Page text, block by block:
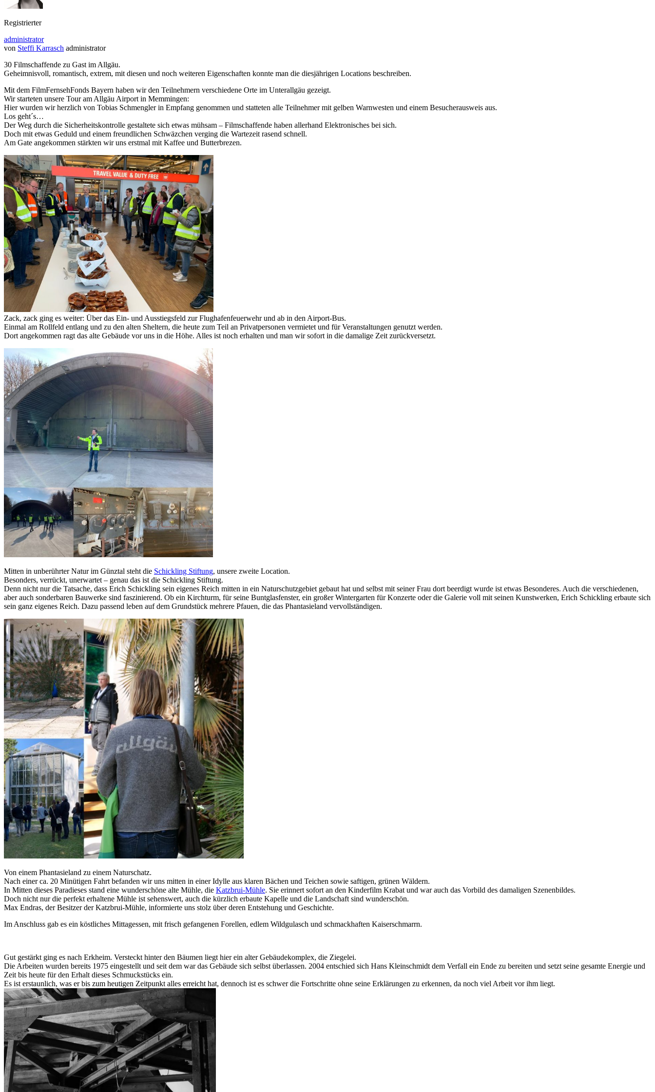
Registrierter
administrator
von Steffi Karrasch administrator
30 Filmschaffende zu Gast im Allgäu.
Geheimnisvoll, romantisch, extrem, mit diesen und noch weiteren Eigenschaften konnte man die diesjährigen Locations beschreiben.
Mit dem FilmFernsehFonds Bayern haben wir den Teilnehmern verschiedene Orte im Unterallgäu gezeigt.
Wir starteten unsere Tour am Allgäu Airport in Memmingen:
Hier wurden wir herzlich von Tobias Schmengler in Empfang genommen und statteten alle Teilnehmer mit gelben Warnwesten und einem Besucherausweis aus.
Los geht´s…
Der Weg durch die Sicherheitskontrolle gestaltete sich etwas mühsam – Filmschaffende haben allerhand Elektronisches bei sich.
Doch mit etwas Geduld und einem freundlichen Schwäzchen verging die Wartezeit rasend schnell.
Am Gate angekommen stärkten wir uns erstmal mit Kaffee und Butterbrezen.
Zack, zack ging es weiter: Über das Ein- und Ausstiegsfeld zur Flughafenfeuerwehr und ab in den Airport-Bus.
Einmal am Rollfeld entlang und zu den alten Sheltern, die heute zum Teil an Privatpersonen vermietet und für Veranstaltungen genutzt werden.
Dort angekommen ragt das alte Gebäude vor uns in die Höhe. Alles ist noch erhalten und man wir sofort in die damalige Zeit zurückversetzt.
Mitten in unberührter Natur im Günztal steht die Schickling Stiftung, unsere zweite Location.
Besonders, verrückt, unerwartet – genau das ist die Schickling Stiftung.
Denn nicht nur die Tatsache, dass Erich Schickling sein eigenes Reich mitten in ein Naturschutzgebiet gebaut hat und selbst mit seiner Frau dort beerdigt wurde ist etwas Besonderes. Auch die verschiedenen,
aber auch sonderbaren Bauwerke sind faszinierend. Ob ein Kirchturm, für seine Buntglasfenster, ein großer Wintergarten für Konzerte oder die Galerie voll mit seinen Kunstwerken, Erich Schickling erbaute sich
sein ganz eigenes Reich. Dazu passend leben auf dem Grundstück mehrere Pfauen, die das Phantasieland vervollständigen.
Von einem Phantasieland zu einem Naturschatz.
Nach einer ca. 20 Minütigen Fahrt befanden wir uns mitten in einer Idylle aus klaren Bächen und Teichen sowie saftigen, grünen Wäldern.
In Mitten dieses Paradieses stand eine wunderschöne alte Mühle, die Katzbrui-Mühle. Sie erinnert sofort an den Kinderfilm Krabat und war auch das Vorbild des damaligen Szenenbildes.
Doch nicht nur die perfekt erhaltene Mühle ist sehenswert, auch die kürzlich erbaute Kapelle und die Landschaft sind wunderschön.
Max Endras, der Besitzer der Katzbrui-Mühle, informierte uns stolz über deren Entstehung und Geschichte.
Im Anschluss gab es ein köstliches Mittagessen, mit frisch gefangenen Forellen, edlem Wildgulasch und schmackhaften Kaiserschmarrn.
Gut gestärkt ging es nach Erkheim. Versteckt hinter den Bäumen liegt hier ein alter Gebäudekomplex, die Ziegelei.
Die Arbeiten wurden bereits 1975 eingestellt und seit dem war das Gebäude sich selbst überlassen. 2004 entschied sich Hans Kleinschmidt dem Verfall ein Ende zu bereiten und setzt seine gesamte Energie und
Zeit bis heute für den Erhalt dieses Schmuckstücks ein.
Es ist erstaunlich, was er bis zum heutigen Zeitpunkt alles erreicht hat, dennoch ist es schwer die Fortschritte ohne seine Erklärungen zu erkennen, da noch viel Arbeit vor ihm liegt.